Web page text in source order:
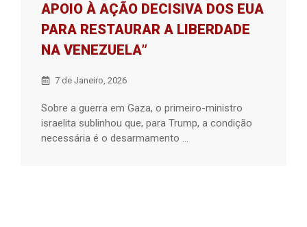
APOIO À AÇÃO DECISIVA DOS EUA
PARA RESTAURAR A LIBERDADE
NA VENEZUELA”
7 de Janeiro, 2026
Sobre a guerra em Gaza, o primeiro-ministro
israelita sublinhou que, para Trump, a condição
necessária é o desarmamento ...